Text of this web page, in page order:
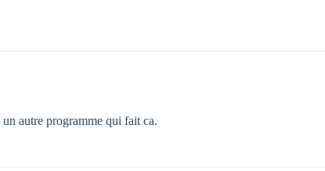
autre programme qui fait ca.